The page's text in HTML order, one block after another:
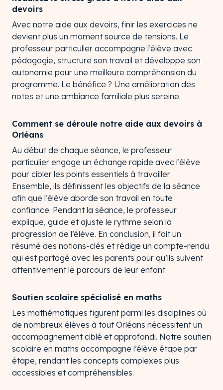
devoirs
Avec notre aide aux devoirs, finir les exercices ne
devient plus un moment source de tensions. Le
professeur particulier accompagne l’élève avec
pédagogie, structure son travail et développe son
autonomie pour une meilleure compréhension du
programme. Le bénéfice ? Une amélioration des
notes et une ambiance familiale plus sereine.
Comment se déroule notre aide aux devoirs à
Orléans
Au début de chaque séance, le professeur
particulier engage un échange rapide avec l’élève
pour cibler les points essentiels à travailler.
Ensemble, ils définissent les objectifs de la séance
afin que l’élève aborde son travail en toute
confiance. Pendant la séance, le professeur
explique, guide et ajuste le rythme selon la
progression de l’élève. En conclusion, il fait un
résumé des notions-clés et rédige un compte-rendu
qui est partagé avec les parents pour qu’ils suivent
attentivement le parcours de leur enfant.
Soutien scolaire spécialisé en maths
Les mathématiques figurent parmi les disciplines où
de nombreux élèves à tout Orléans nécessitent un
accompagnement ciblé et approfondi. Notre soutien
scolaire en maths accompagne l’élève étape par
étape, rendant les concepts complexes plus
accessibles et compréhensibles.